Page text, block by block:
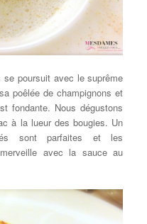
poursuit avec le suprême
poêlée de champignons et
fondante. Nous dégustons
à la lueur des bougies. Un
sont parfaites et les
avec la sauce au